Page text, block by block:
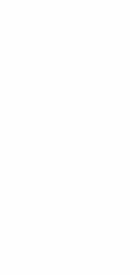
nella sua trasformazione
Perpetua del
e lo siano ancor oggi,
chiostro e si snoderà tra le
la terrazza belvedere
oltre all’aspetto
di comunità. E da ultimo,
visita nella cappella
ascoltare le lodi
fuori dallo spazio e
ENTRO